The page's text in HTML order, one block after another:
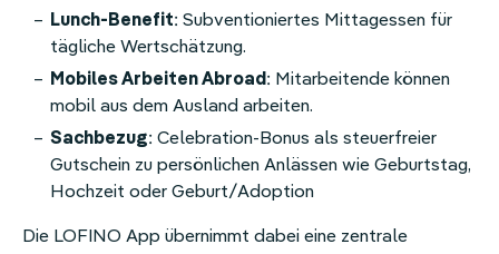
Lunch-Benefit: Subventioniertes Mittagessen für
tägliche Wertschätzung.
Mobiles Arbeiten Abroad: Mitarbeitende können
mobil aus dem Ausland arbeiten.
Sachbezug: Celebration-Bonus als steuerfreier
Gutschein zu persönlichen Anlässen wie Geburtstag,
Hochzeit oder Geburt/Adoption
Die LOFINO App übernimmt dabei eine zentrale